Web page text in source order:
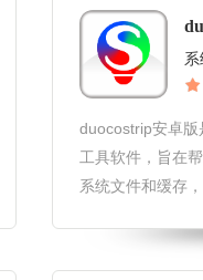
duocostrip安卓版
工具软件，旨在
系统文件和缓存
最佳状态。